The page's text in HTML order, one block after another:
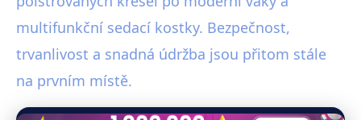
multifunkční sedací kostky. Bezpečnost,
trvanlivost a snadná údržba jsou přitom stále
na prvním místě.